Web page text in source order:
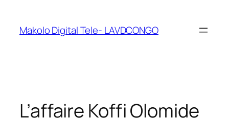
Makolo Digital Tele- LAVDCONGO
L’affaire Koffi Olomide